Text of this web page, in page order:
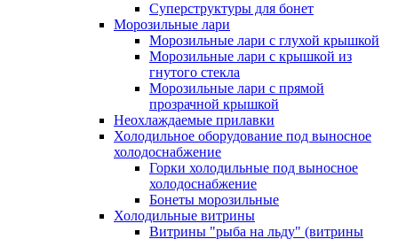
Суперструктуры для бонет
Морозильные лари
Морозильные лари с глухой крышкой
Морозильные лари с крышкой из
гнутого стекла
Морозильные лари с прямой
прозрачной крышкой
Неохлаждаемые прилавки
Холодильное оборудование под выносное
холодоснабжение
Горки холодильные под выносное
холодоснабжение
Бонеты морозильные
Холодильные витрины
Витрины "рыба на льду" (витрины